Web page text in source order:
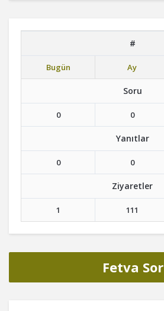
#
Bugün Ay
Soru
0 0
Yanıtlar
0 0
Ziyaretler
1 111
Fetva Sor